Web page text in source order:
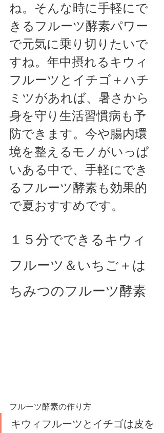
ね。そんな時に手軽にで
きるフルーツ酵素パワー
で元気に乗り切りたいで
すね。年中摂れるキウィ
フルーツとイチゴ＋ハチ
ミツがあれば、暑さから
身を守り生活習慣病も予
防できます。今や腸内環
境を整えるモノがいっぱ
いある中で、手軽にでき
るフルーツ酵素も効果的
で夏おすすめです。
１５分でできるキウィ
フルーツ＆いちご＋は
ちみつのフルーツ酵素
フルーツ酵素の作り方
キウィフルーツとイチゴは皮を